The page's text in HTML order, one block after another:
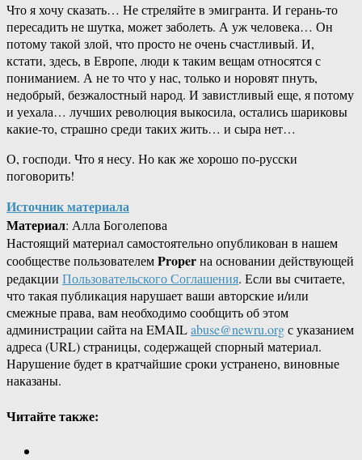
Что я хочу сказать… Не стреляйте в эмигранта. И герань-то
пересадить не шутка, может заболеть. А уж человека… Он
потому такой злой, что просто не очень счастливый. И,
кстати, здесь, в Европе, люди к таким вещам относятся с
пониманием. А не то что у нас, только и норовят пнуть,
недобрый, безжалостный народ. И завистливый еще, я потому
и уехала… лучших революция выкосила, остались шариковы
какие-то, страшно среди таких жить… и сыра нет…
О, господи. Что я несу. Но как же хорошо по-русски
поговорить!
Источник материала
Материал: Алла Боголепова
Настоящий материал самостоятельно опубликован в нашем
сообществе пользователемProperна основании действующей
редакции Пользовательского Соглашения. Если вы считаете,
что такая публикация нарушает ваши авторские и/или
смежные права, вам необходимо сообщить об этом
администрации сайта на EMAILabuse@newru.orgс указанием
адреса (URL) страницы, содержащей спорный материал.
Нарушение будет в кратчайшие сроки устранено, виновные
наказаны.
Читайте также: